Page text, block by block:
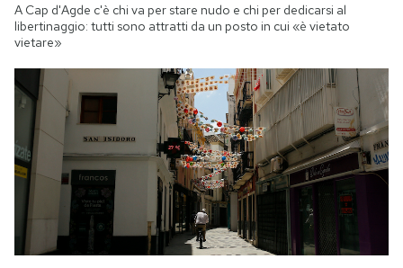
A Cap d'Agde c'è chi va per stare nudo e chi per dedicarsi al
libertinaggio: tutti sono attratti da un posto in cui «è vietato
vietare»